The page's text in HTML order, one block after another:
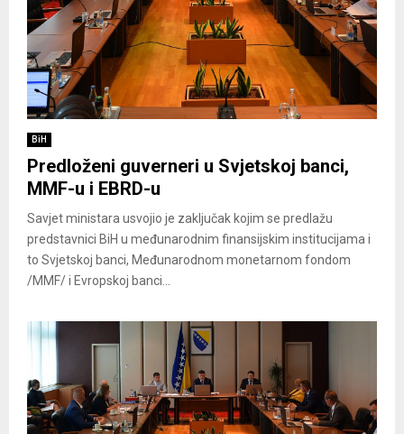
BiH
Predloženi guverneri u Svjetskoj banci,
MMF-u i EBRD-u
Savjet ministara usvojio je zaključak kojim se predlažu
predstavnici BiH u međunarodnim finansijskim institucijama i
to Svjetskoj banci, Međunarodnom monetarnom fondom
/MMF/ i Evropskoj banci...